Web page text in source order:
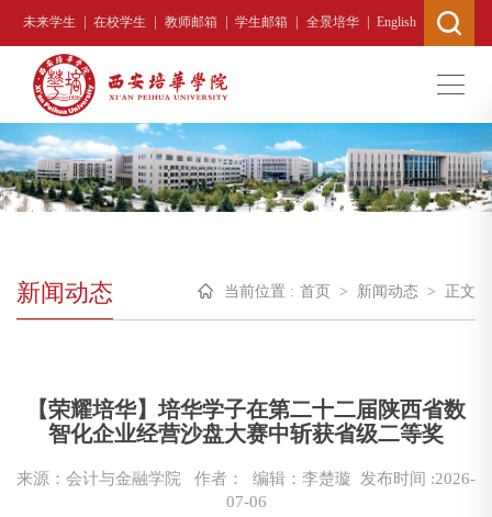
未来学生 | 在校学生 | 教师邮箱 | 学生邮箱 | 全景培华 | English
新闻动态 当前位置 : 首页 > 新闻动态 > 正文
【荣耀培华】培华学子在第二十二届陕西省数
智化企业经营沙盘大赛中斩获省级二等奖
来源：会计与金融学院 作者： 编辑：李楚璇 发布时间 :2026-
07-06